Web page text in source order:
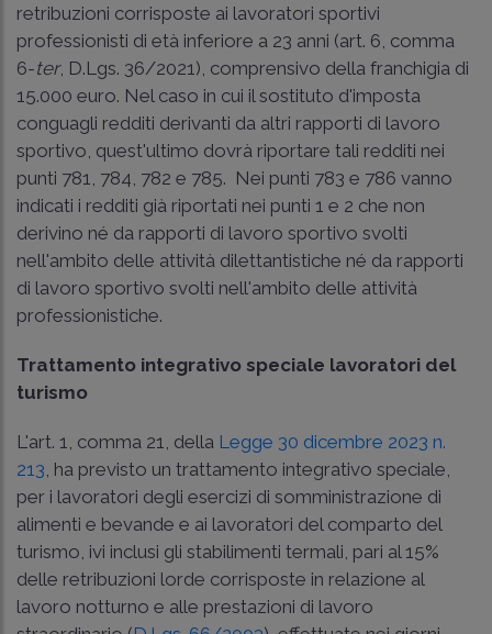
retribuzioni corrisposte ai lavoratori sportivi
professionisti di età inferiore a 23 anni (art. 6, comma
6-ter, D.Lgs. 36/2021), comprensivo della franchigia di
15.000 euro. Nel caso in cui il sostituto d'imposta
conguagli redditi derivanti da altri rapporti di lavoro
sportivo, quest'ultimo dovrà riportare tali redditi nei
punti 781, 784, 782 e 785. Nei punti 783 e 786 vanno
indicati i redditi già riportati nei punti 1 e 2 che non
derivino né da rapporti di lavoro sportivo svolti
nell'ambito delle attività dilettantistiche né da rapporti
di lavoro sportivo svolti nell'ambito delle attività
professionistiche.
Trattamento integrativo speciale lavoratori del
turismo
L'art. 1, comma 21, della Legge 30 dicembre 2023 n.
213 , ha previsto un trattamento integrativo speciale,
per i lavoratori degli esercizi di somministrazione di
alimenti e bevande e ai lavoratori del comparto del
turismo, ivi inclusi gli stabilimenti termali, pari al 15%
delle retribuzioni lorde corrisposte in relazione al
lavoro notturno e alle prestazioni di lavoro